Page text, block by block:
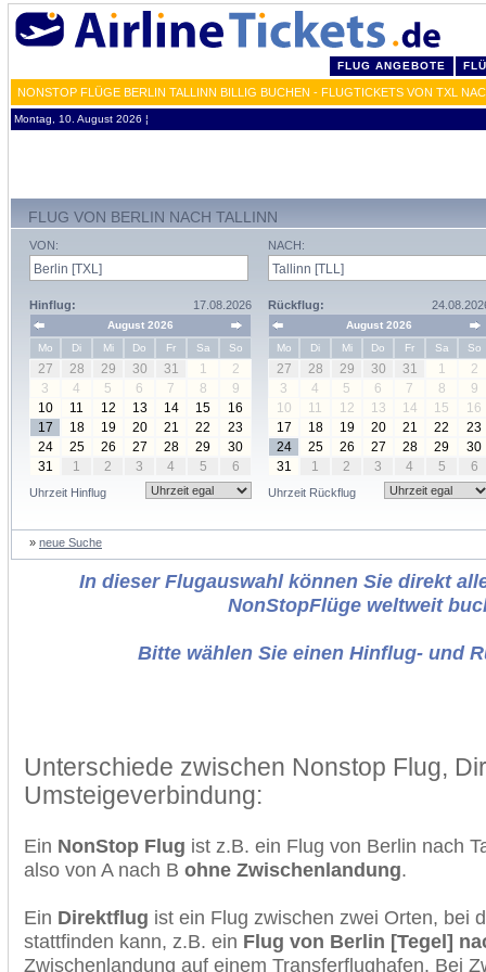
FLUG ANGEBOTE
NONSTOP FLÜGE BERLIN TALLINN BILLIG BUCHEN - FLUGTICKETS VON TXL
Montag, 10. August 2026 ¦
FLUG VON BERLIN NACH TALLINN
VON:
Hinflug: 17.08.2026
August 2026
Mo
Di Mi Do Fr Sa So
27 28 29 30 31 1
2
3
4 5 6 7 8
9
10
11 12 13 14 15
16
17
18 19 20 21 22
23
24
25 26 27 28 29
30
31
1 2 3 4 5 6
Uhrzeit Hinflug
NACH:
Rückflug:
August 2026
Mo
Di Mi Do Fr Sa So
27 28 29 30 31 1
2
3
4 5 6 7 8
9
10
11 12 13 14 15
16
17
18 19 20 21 22
23
24
25 26 27 28 29
30
31
1 2 3 4 5 6
Uhrzeit Rückflug
» neue Suche
In dieser Flugauswahl können Sie direkt
NonStopFlüge weltweit
Bitte wählen Sie einen Hinflug- und
Unterschiede zwischen Nonstop Flug,
Umsteigeverbindung:
Ein NonStop Flug ist z.B. ein Flug von Berlin nach
also von A nach B ohne Zwischenlandung.
Ein Direktflug ist ein Flug zwischen zwei Orten, bei
stattfinden kann, z.B. ein Flug von Berlin [Tegel]
Zwischenlandung auf einem Transferflughafen. Bei